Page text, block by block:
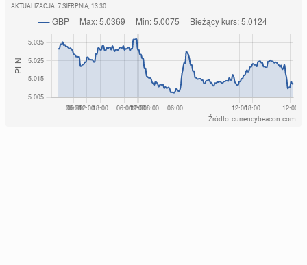
AKTUALIZACJA: 7 SIERPNIA, 13:30
Źródło: currencybeacon.com